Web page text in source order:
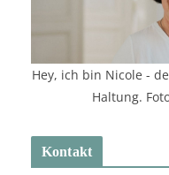
Hey, ich bin Nicole -
Haltung.
Kontakt